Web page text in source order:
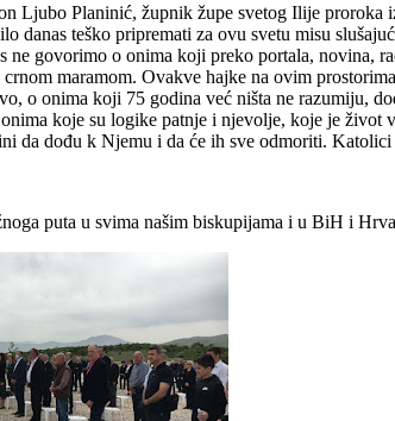
Ljubo Planinić, župnik župe svetog Ilije
danas teško pripremati za ovu svetu misu
ne govorimo o onima koji preko portala, novina,
maramom. Ovakve hajke na ovim
o onima koji 75 godina već ništa ne razumiju,
koje su logike patnje i njevolje, koje je
da dođu k Njemu i da će ih sve odmoriti.
puta u svima našim biskupijama i u BiH i